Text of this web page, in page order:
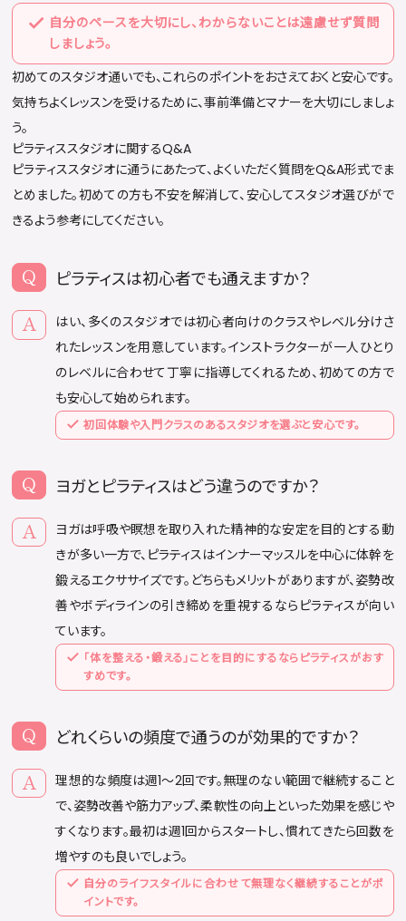
自分のペースを大切にし、わからないことは遠慮せず質問
しましょう。
初めてのスタジオ通いでも、これらのポイントをおさえておくと安心です。
気持ちよくレッスンを受けるために、事前準備とマナーを大切にしましょ
う。
ピラティススタジオに関するQ&A
ピラティススタジオに通うにあたって、よくいただく質問をQ&A形式でま
とめました。初めての方も不安を解消して、安心してスタジオ選びがで
きるよう参考にしてください。
ピラティスは初心者でも通えますか？
はい、多くのスタジオでは初心者向けのクラスやレベル分けさ
れたレッスンを用意しています。インストラクターが一人ひとり
のレベルに合わせて丁寧に指導してくれるため、初めての方で
も安心して始められます。
初回体験や入門クラスのあるスタジオを選ぶと安心です。
ヨガとピラティスはどう違うのですか？
ヨガは呼吸や瞑想を取り入れた精神的な安定を目的とする動
きが多い一方で、ピラティスはインナーマッスルを中心に体幹を
鍛えるエクササイズです。どちらもメリットがありますが、姿勢改
善やボディラインの引き締めを重視するならピラティスが向い
ています。
「体を整える・鍛える」ことを目的にするならピラティスがおす
すめです。
どれくらいの頻度で通うのが効果的ですか？
理想的な頻度は週1〜2回です。無理のない範囲で継続すること
で、姿勢改善や筋力アップ、柔軟性の向上といった効果を感じや
すくなります。最初は週1回からスタートし、慣れてきたら回数を
増やすのも良いでしょう。
自分のライフスタイルに合わせて無理なく継続することがポ
イントです。